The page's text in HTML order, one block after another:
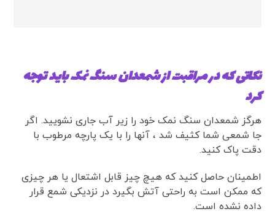
نکاتی که در مراقبت از شمعدان سنگ نمک باید توجه
کرد
هرگز شمعدان سنگ نمک خود را زیر آب جاری نشویید. اگر
جا شمعی شما کثیف شد ، آنها را با یک پارچه مرطوب با
دقت پاک کنید.
اطمینان حاصل کنید که هیچ چیز قابل اشتعال یا هر چیزی
که ممکن است به راحتی آتش بگیرد در نزدیکی شمع قرار
داده نشده است.